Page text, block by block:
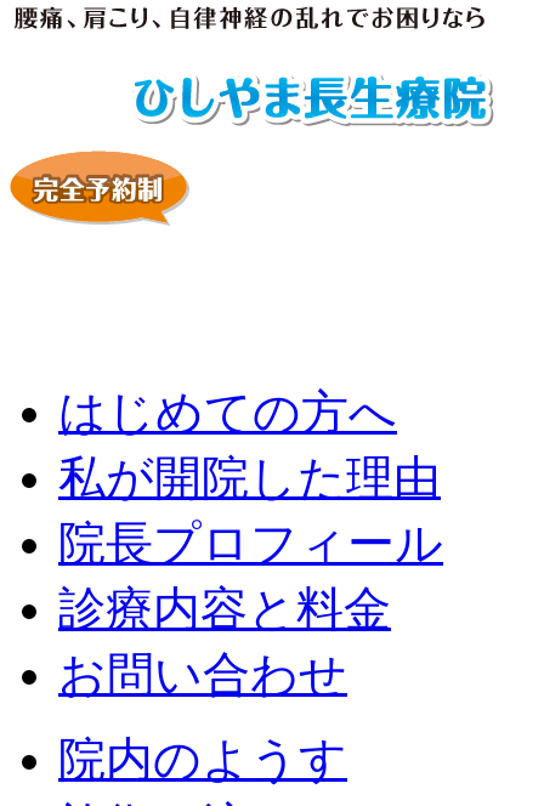
はじめての方へ
私が開院した理由
院長プロフィール
診療内容と料金
お問い合わせ
院内のようす